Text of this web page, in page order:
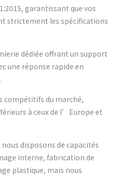
garantissant que vos
strictement les spécifications
dédiée offrant un support
une réponse rapide en
compétitifs du marché,
à ceux de l’Europe et
disposons de capacités
interne, fabrication de
plastique, mais nous